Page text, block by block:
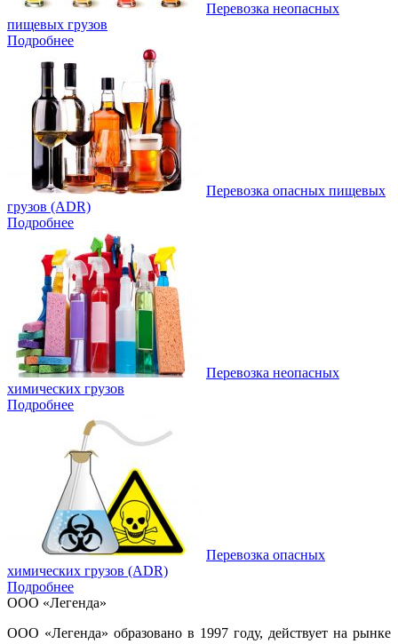
Перевозка неопасных
пищевых грузов
Подробнее
Перевозка опасных пищевых
грузов (ADR)
Подробнее
Перевозка неопасных
химических грузов
Подробнее
Перевозка опасных
химических грузов (ADR)
Подробнее
ООО «Легенда»
ООО «Легенда» образовано в 1997 году, действует на рынке